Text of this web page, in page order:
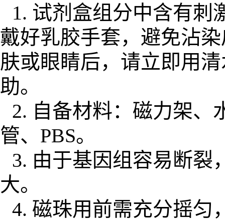
1. 试剂盒组分中含有刺
戴好乳胶手套，避免沾
肤或眼睛后，请立即用
助。
2. 自备材料：磁力架、
管、 PBS。
3. 由于基因组容易断裂
大。
4. 磁珠用前需充分摇匀